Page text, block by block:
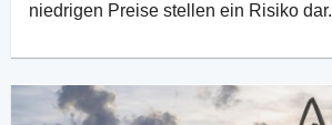
niedrigen Preise stellen ein Risiko dar.